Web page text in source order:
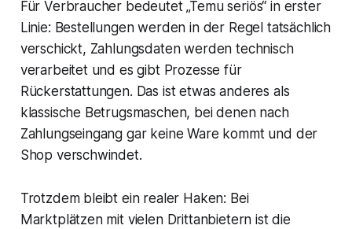
Für Verbraucher bedeutet „Temu seriös“ in erster
Linie: Bestellungen werden in der Regel tatsächlich
verschickt, Zahlungsdaten werden technisch
verarbeitet und es gibt Prozesse für
Rückerstattungen. Das ist etwas anderes als
klassische Betrugsmaschen, bei denen nach
Zahlungseingang gar keine Ware kommt und der
Shop verschwindet.
Trotzdem bleibt ein realer Haken: Bei
Marktplätzen mit vielen Drittanbietern ist die